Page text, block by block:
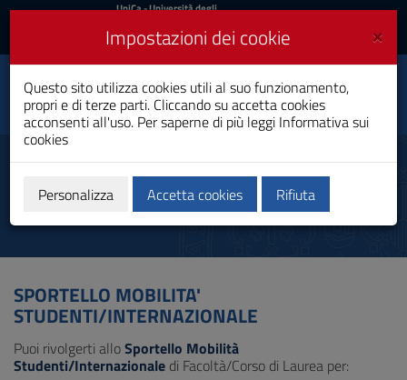
Vai
al
navigazione
sito
al
Footer
UniCa
Accedi
UniCa- Università degli
Accedi UniCA News
Toggle
navigation
Medicina e Chirurgia
Laurea Magistrale a Ciclo Unico
Tutor mobilità internazionale
SPORTELLO MOBILITA'
STUDENTI/INTERNAZIONALE
Puoi rivolgerti alloSportello Mobilità
Studenti/Internazionale di Facoltà/Corso di Laurea per:
×
Impostazioni dei cookie
Questo sito utilizza cookies utili al suo funzionamento,
propri e di terze parti. Cliccando su accetta cookies
acconsenti all'uso. Per saperne di più leggi Informativa sui
cookies
Personalizza Accetta cookies Rifiuta